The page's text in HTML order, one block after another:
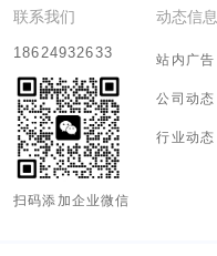
联系我们
18624932633
扫码添加企业微信
动态信息
站内广告
公司动态
行业动态